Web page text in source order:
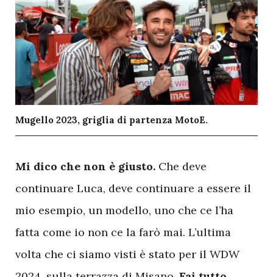
Mugello 2023, griglia di partenza MotoE.
Mi dico che non è giusto. Che deve
continuare Luca, deve continuare a essere il
mio esempio, un modello, uno che ce l’ha
fatta come io non ce la farò mai. L’ultima
volta che ci siamo visti è stato per il WDW